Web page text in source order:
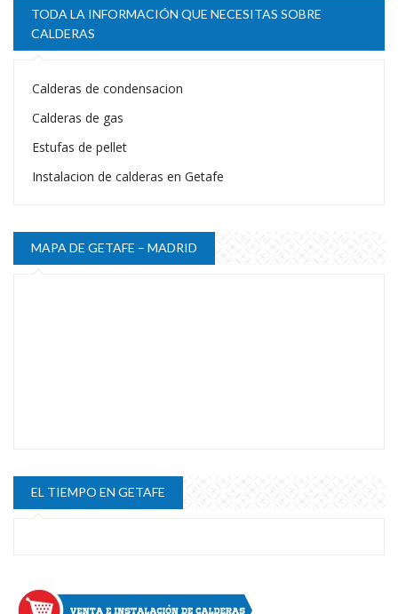
TODA LA INFORMACIÓN QUE NECESITAS SOBRE
CALDERAS
Calderas de condensacion
Calderas de gas
Estufas de pellet
Instalacion de calderas en Getafe
MAPA DE GETAFE – MADRID
EL TIEMPO EN GETAFE